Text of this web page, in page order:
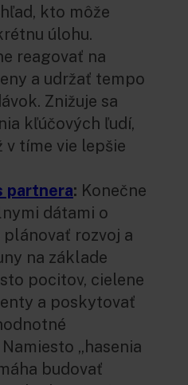
kto môže
úlohu.
reagovať na
a udržať tempo
Znižuje sa
kľúčových ľudí,
v tíme vie lepšie
partnera: Konečne
dátami o
plánovať rozvoj a
na základe
pocitov, cielene
a poskytovať
„hasenia
budovať